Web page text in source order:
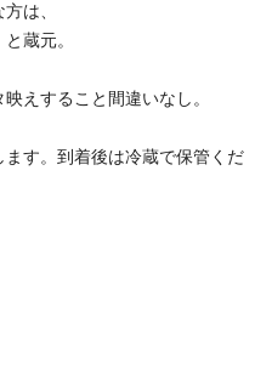
は、
蔵元。
えすること間違いなし。
ます。到着後は冷蔵で保管くだ